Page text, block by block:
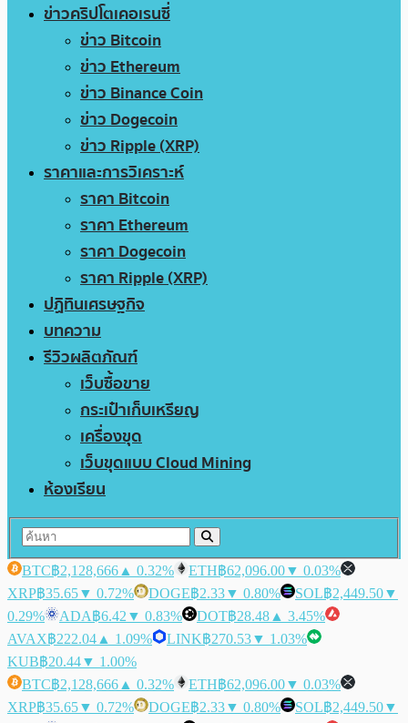
ข่าวคริปโตเคอเรนซี่
ข่าว Bitcoin
ข่าว Ethereum
ข่าว Binance Coin
ข่าว Dogecoin
ข่าว Ripple (XRP)
ราคาและการวิเคราะห์
ราคา Bitcoin
ราคา Ethereum
ราคา Dogecoin
ราคา Ripple (XRP)
ปฏิทินเศรษฐกิจ
บทความ
รีวิวผลิตภัณฑ์
เว็บซื้อขาย
กระเป๋าเก็บเหรียญ
เครื่องขุด
เว็บขุดแบบ Cloud Mining
ห้องเรียน
BTC฿2,128,666 ▲ 0.32% ETH฿62,096.00▼ 0.03%
XRP฿35.65▼ 0.72% DOGE฿2.33▼ 0.80% SOL฿2,449.50▼
0.29%
ADA฿6.42 ▼ 0.83% DOT฿28.48 ▲ 3.45%
AVAX฿222.04 ▲ 1.09% LINK฿270.53▼ 1.03%
KUB฿20.44▼ 1.00%
BTC฿2,128,666 ▲ 0.32% ETH฿62,096.00▼ 0.03%
XRP฿35.65▼ 0.72% DOGE฿2.33▼ 0.80% SOL฿2,449.50▼